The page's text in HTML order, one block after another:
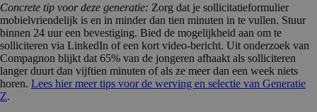
Concrete tip voor deze generatie: Zorg dat je sollicitatieformulier
mobielvriendelijk is en in minder dan tien minuten in te vullen. Stuur
binnen 24 uur een bevestiging. Bied de mogelijkheid aan om te
solliciteren via LinkedIn of een kort video-bericht. Uit onderzoek van
Compagnon blijkt dat 65% van de jongeren afhaakt als solliciteren
langer duurt dan vijftien minuten of als ze meer dan een week niets
horen. Lees hier meer tips voor de werving en selectie van Generatie
Z.